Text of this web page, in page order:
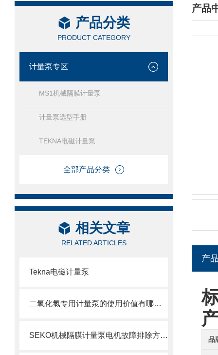
产品分类
PRODUCT CATEGORY
计量泵专区
MS1机械隔膜计量泵
计量泵选型手册
TEKNA电磁计量泵
全部产品分类
相关文章
RELATED ARTICLES
Tekna电磁计量泵
二氧化氯专用计量泵的使用价值有哪些？
SEKO机械隔膜计量泵电机故障排除方法1
产品
/
产
品